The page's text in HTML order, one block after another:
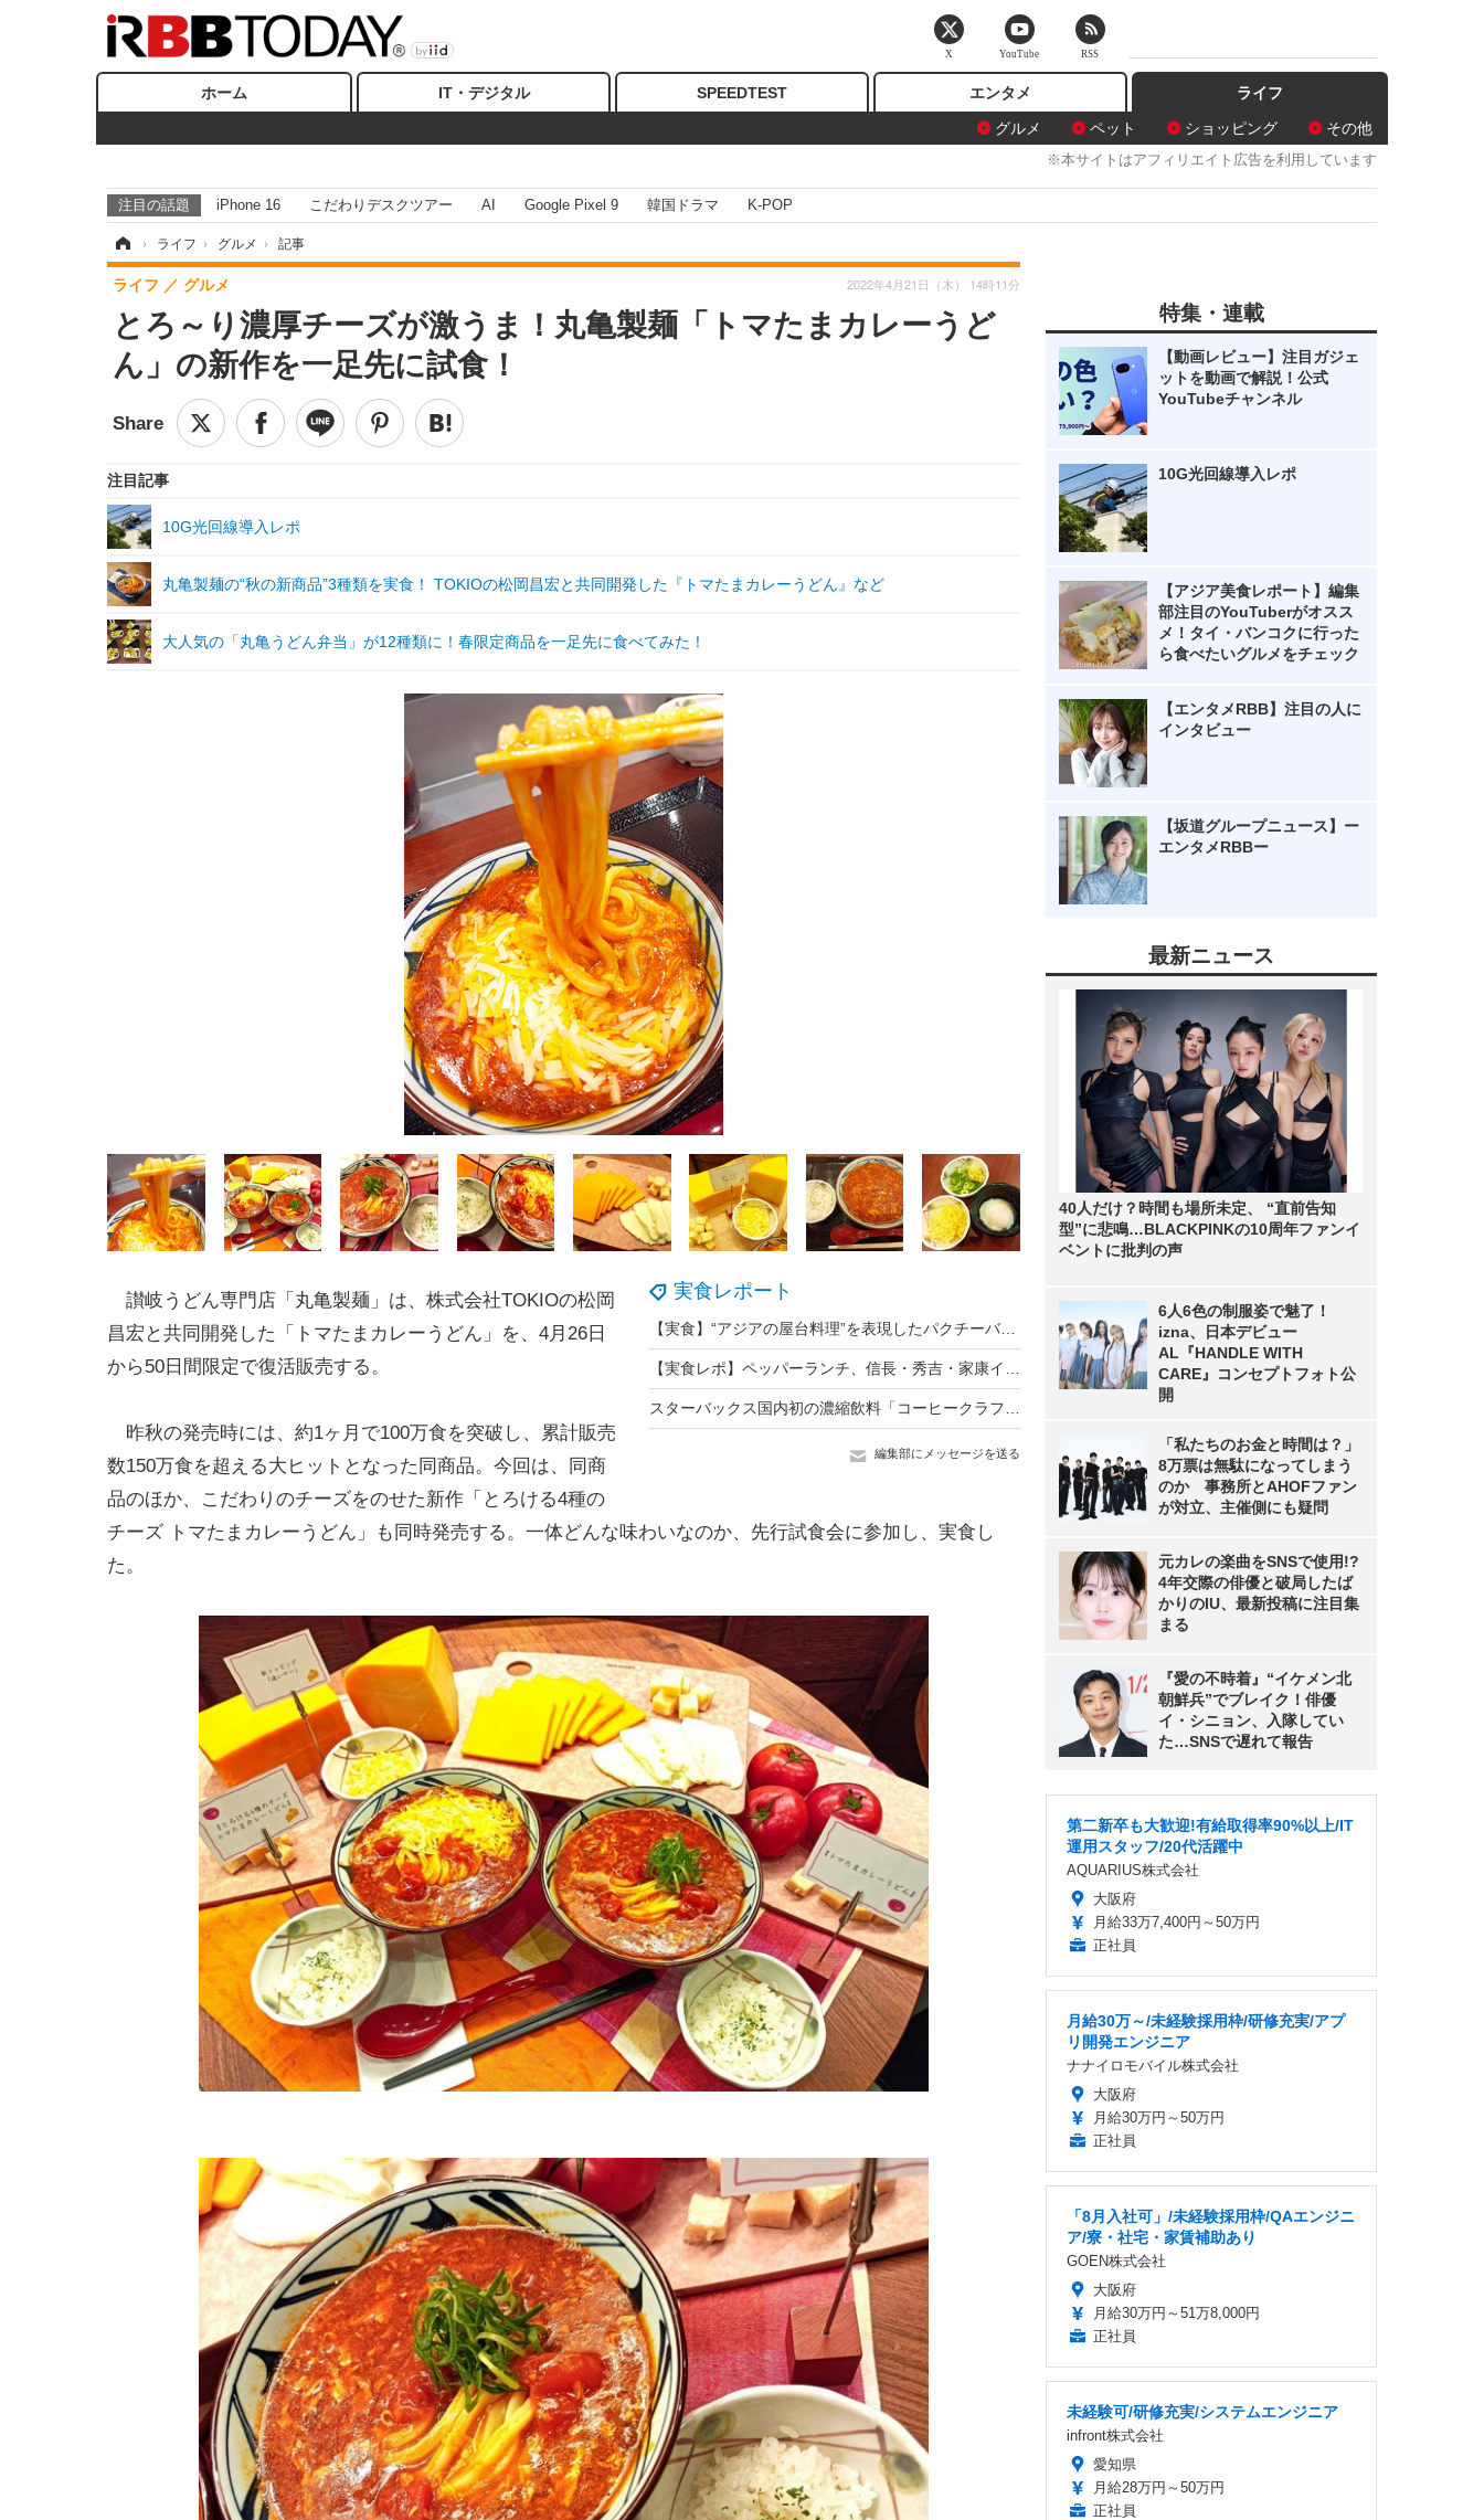
ホーム IT・デジタル SPEEDTEST エンタメ
ライフ
グルメ
ペット ショッピング その他
※本サイトはアフィリエイト広告を利用しています
注目の話題 iPhone 16 こだわりデスクツアー AI Google Pixel 9 韓国ドラマ K-POP
› ライフ › グルメ › 記事
とろ～り濃厚チーズが激うま！丸亀製麺「トマたまカレーうど
ん」の新作を一足先に試食！
ライフ グルメ 2022年4月21日（木） 14時11分
注目記事
10G光回線導入レポ
丸亀製麺の“秋の新商品”3種類を実食！ TOKIOの松岡昌宏と共同開発した『トマたまカレーうどん』など
大人気の「丸亀うどん弁当」が12種類に！春限定商品を一足先に食べてみた！
実食レポート
【実食】“アジアの屋台料理”を表現したパクチーバーガーを食べ比べ！フレッシュネスのファン投票で選ばれた新作&復活メニューを実食
編集部にメッセージを送る
讃岐うどん専門店「丸亀製麺」は、株式会社TOKIOの松岡
昌宏と共同開発した「トマたまカレーうどん」を、4月26日
から50日間限定で復活販売する。
昨秋の発売時には、約1ヶ月で100万食を突破し、累計販売
数150万食を超える大ヒットとなった同商品。今回は、同商
品のほか、こだわりのチーズをのせた新作「とろける4種の
チーズ トマたまカレーうどん」も同時発売する。一体どんな味わいなのか、先行試食会に参加し、実食し
た。
特集・連載
【動画レビュー】注目ガジェ
ットを動画で解説！公式
YouTubeチャンネル
10G光回線導入レポ
【アジア美食レポート】編集
部注目のYouTuberがオスス
メ！タイ・バンコクに行った
ら食べたいグルメをチェック
【エンタメRBB】注目の人に
インタビュー
【坂道グループニュース】ー
エンタメRBBー
最新ニュース
40人だけ？時間も場所未定、 “直前告知
型”に悲鳴…BLACKPINKの10周年ファンイ
ベントに批判の声
6人6色の制服姿で魅了！
izna、日本デビュー
AL『HANDLE WITH
CARE』コンセプトフォト公
開
「私たちのお金と時間は？」
8万票は無駄になってしまう
のか 事務所とAHOFファン
が対立、主催側にも疑問
元カレの楽曲をSNSで使用!?
4年交際の俳優と破局したば
かりのIU、最新投稿に注目集
まる
『愛の不時着』“イケメン北
朝鮮兵”でブレイク！俳優
イ・シニョン、入隊してい
た…SNSで遅れて報告
第二新卒も大歓迎!有給取得率90%以上/IT
運用スタッフ/20代活躍中
AQUARIUS株式会社
大阪府
月給33万7,400円～50万円
正社員
月給30万～/未経験採用枠/研修充実/アプ
リ開発エンジニア
ナナイロモバイル株式会社
大阪府
月給30万円～50万円
正社員
「8月入社可」/未経験採用枠/QAエンジニ
ア/寮・社宅・家賃補助あり
GOEN株式会社
大阪府
月給30万円～51万8,000円
正社員
未経験可/研修充実/システムエンジニア
infront株式会社
愛知県
月給28万円～50万円
正社員
X YouTube RSS